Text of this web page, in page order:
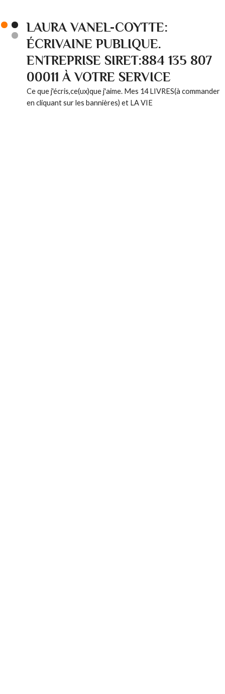
LAURA VANEL-COYTTE:
ÉCRIVAINE PUBLIQUE.
ENTREPRISE SIRET:884 135 807
00011 À VOTRE SERVICE
Ce que j'écris,ce(ux)que j'aime. Mes 14 LIVRES(à commander
en cliquant sur les bannières) et LA VIE